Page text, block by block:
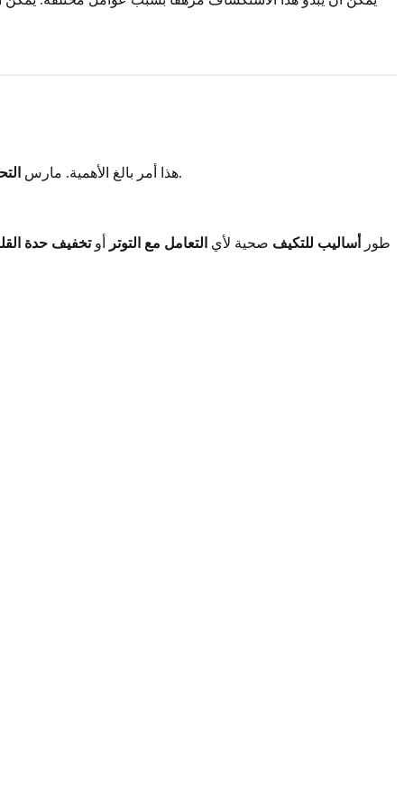
هذا أمر بالغ الأهمية. مارس، مع الاعتراف بأن هذه عملية.
طور أساليب للتكيف صحية لأي التعامل مع التوتر أوتخفيف حدة